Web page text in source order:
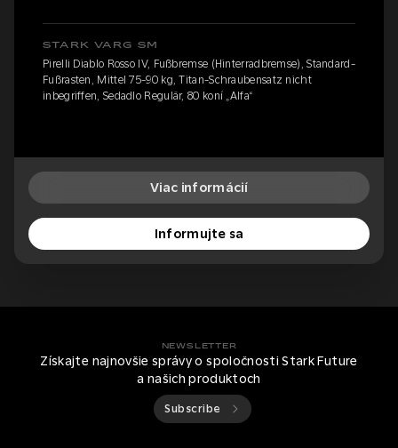
STARK VARG SM
Pirelli Diablo Rosso IV, Fußbremse (Hinterradbremse), Standard-
Fußrasten, Mittel 75-90 kg, Titan-Schraubensatz nicht
inbegriffen, Sedadlo Regulär, 80 koní „Alfa“
Viac informácií
Informujte sa
NEWSLETTER
Získajte najnovšie správy o spoločnosti Stark Future
a našich produktoch
Subscribe